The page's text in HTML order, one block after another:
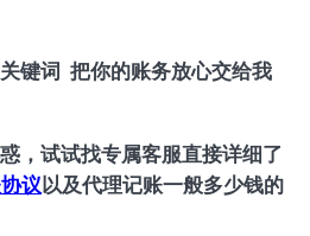
关键词 把你的账务放心交给我
，试试找专属客服直接详细了
议以及代理记账一般多少钱的